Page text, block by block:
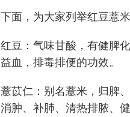
下面，为大家列举红豆薏
红豆：气味甘酸，有健脾
益血，排毒排便的功效。
薏苡仁：别名薏米，归脾
消肿、补肺、清热排脓、